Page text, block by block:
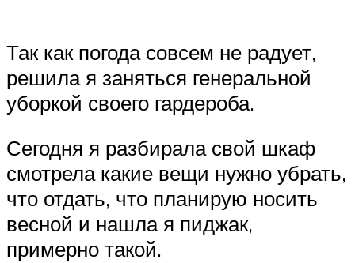
Так как погода совсем не радует,
решила я заняться генеральной
уборкой своего гардероба.
Сегодня я разбирала свой шкаф
смотрела какие вещи нужно убрать,
что отдать, что планирую носить
весной и нашла я пиджак,
примерно такой.